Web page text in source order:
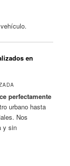
en
perfectamente
urbano hasta
Nos
y sin